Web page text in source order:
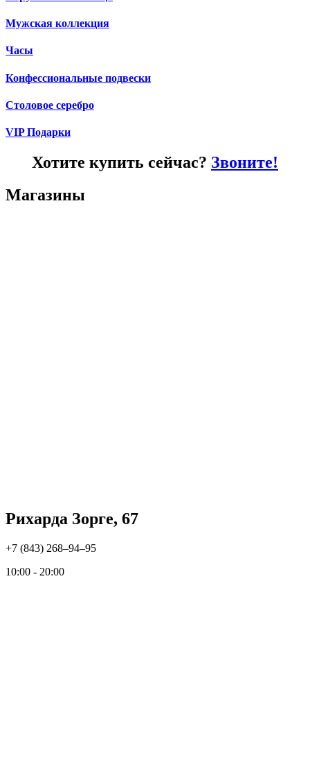
Мужская коллекция
Часы
Конфессиональные подвески
Столовое серебро
VIP Подарки
Хотите купить сейчас? Звоните!
Магазины
Рихарда Зорге, 67
+7 (843) 268‒94‒95
10:00 - 20:00